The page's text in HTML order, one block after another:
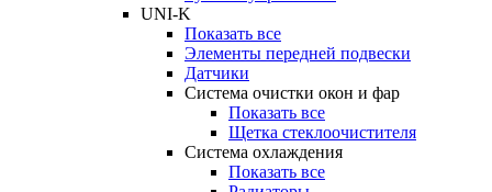
UNI-K
Показать все
Элементы передней подвески
Датчики
Система очистки окон и фар
Показать все
Щетка стеклоочистителя
Система охлаждения
Показать все